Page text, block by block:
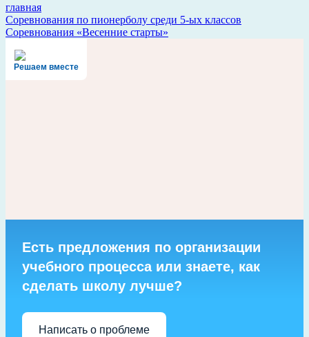
главная
Навигация
по
записям
Соревнования по пионерболу среди 5-ых классов
Cоревнования «Весенние старты»
Решаем вместе
Есть предложения по организации
учебного процесса или знаете, как
сделать школу лучше?
Написать о проблеме